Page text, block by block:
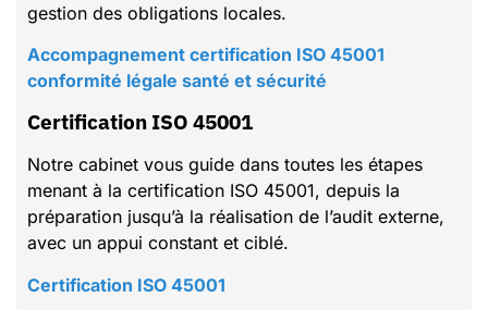
gestion des obligations locales.
Accompagnement certification ISO 45001
conformité légale santé et sécurité
Certification ISO 45001
Notre cabinet vous guide dans toutes les étapes
menant à la certification ISO 45001, depuis la
préparation jusqu’à la réalisation de l’audit externe,
avec un appui constant et ciblé.
Certification ISO 45001